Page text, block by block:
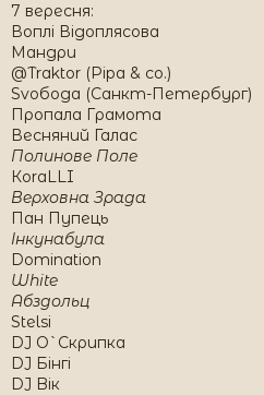
7 вересня:
Воплі Відоплясова
Мандри
@Traktor (Pipa & co.)
Svобода (Санкт-Петербург)
Пропала Грамота
Весняний Галас
Полинове Поле
КоraLLI
Верховна Зрада
Пан Пупець
Інкунабула
Domination
White
Абздольц
Stelsi
DJ O`Скрипка
DJ Бінгі
DJ Biк